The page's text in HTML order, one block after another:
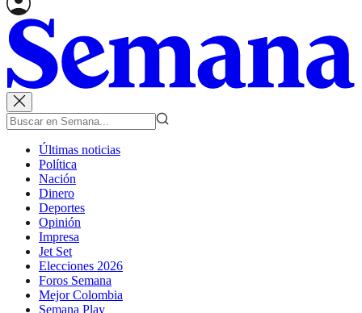
Últimas noticias
Política
Nación
Dinero
Deportes
Opinión
Impresa
Jet Set
Elecciones 2026
Foros Semana
Mejor Colombia
Semana Play